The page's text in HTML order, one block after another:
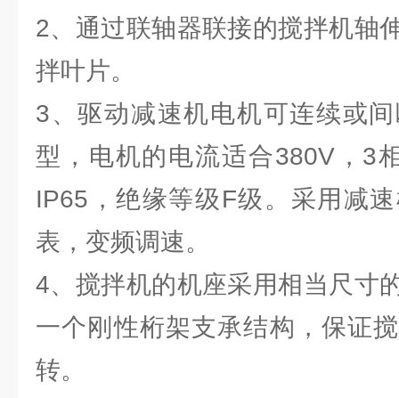
2、通过联轴器联接的搅拌机轴
拌叶片。
3、驱动减速机电机可连续或
型，电机的电流适合380V，3
IP65，绝缘等级F级。采用减
表，变频调速。
4、搅拌机的机座采用相当尺寸
一个刚性桁架支承结构，保证
转。